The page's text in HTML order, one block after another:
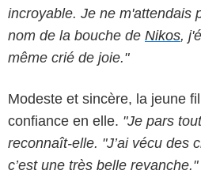
incroyable. Je ne m'attendais
nom de la bouche de Nikos,
même crié de joie."
Modeste et sincère, la jeune
confiance en elle. "Je pars
reconnaît-elle. "J’ai vécu des
c’est une très belle revanche."